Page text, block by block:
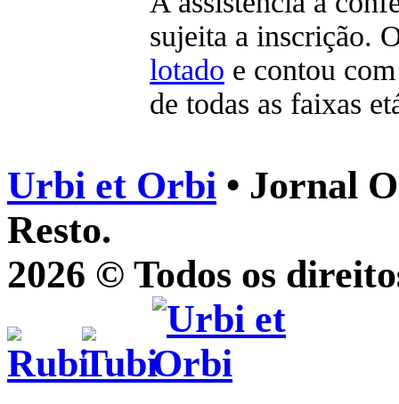
sujeita a inscrição.
lotado e contou
de todas as faixas
Urbi et Orbi • Jornal
Resto.
2026 © Todos os